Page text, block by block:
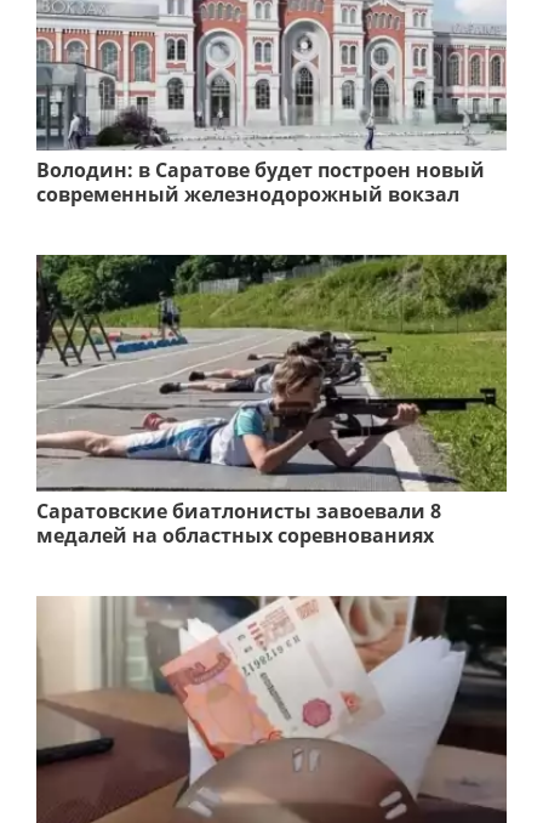
Володин: в Саратове будет построен новый
современный железнодорожный вокзал
Саратовские биатлонисты завоевали 8
медалей на областных соревнованиях